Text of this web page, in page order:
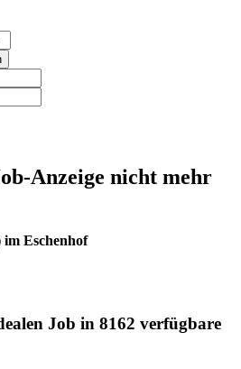
Anzeige nicht mehr
im Eschenhof
Job in 8162 verfügbare